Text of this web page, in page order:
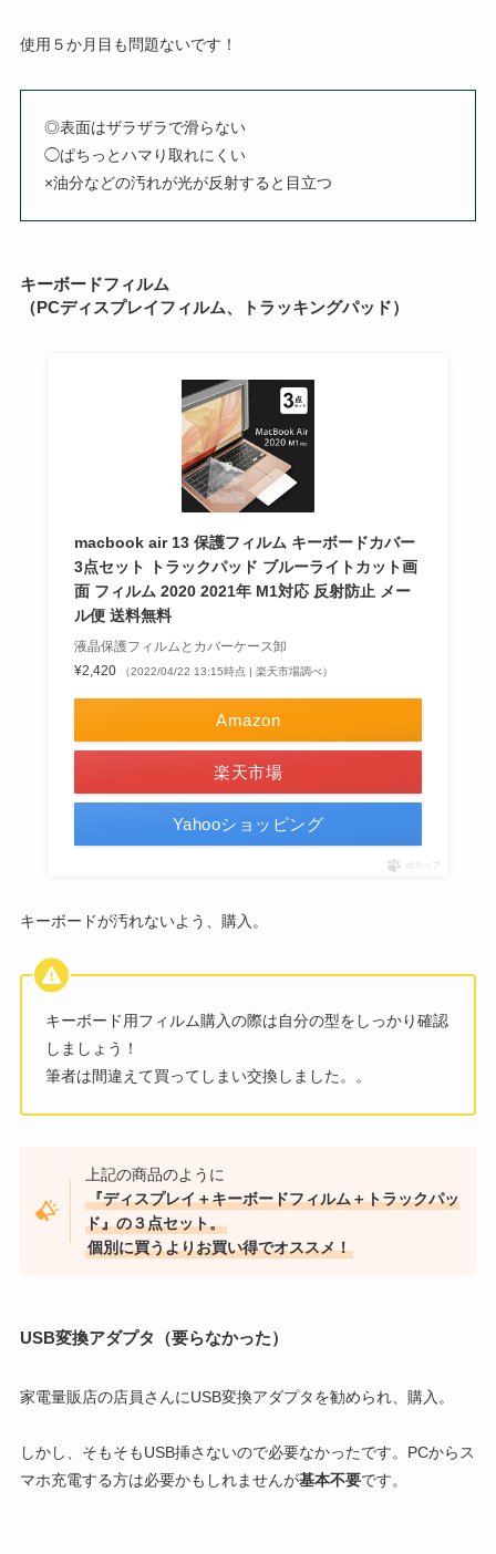
使用５か月目も問題ないです！
◎表面はザラザラで滑らない
◯ぱちっとハマり取れにくい
×油分などの汚れが光が反射すると目立つ
キーボードフィルム
（PCディスプレイフィルム、トラッキングパッド）
macbook air 13 保護フィルム キーボードカバー
3点セット トラックパッド ブルーライトカット画
面 フィルム 2020 2021年 M1対応 反射防止 メー
ル便 送料無料
液晶保護フィルムとカバーケース卸
¥2,420
（2022/04/22 13:15時点 | 楽天市場調べ）
Amazon
楽天市場
Yahooショッピング
ポチップ
キーボードが汚れないよう、購入。
キーボード用フィルム購入の際は自分の型をしっかり確認
しましょう！
筆者は間違えて買ってしまい交換しました。。
上記の商品のように
『ディスプレイ＋キーボードフィルム＋トラックパッ
ド』の３点セット。
個別に買うよりお買い得でオススメ！
USB変換アダプタ（要らなかった）
家電量販店の店員さんにUSB変換アダプタを勧められ、購入。
しかし、そもそもUSB挿さないので必要なかったです。PCからス
マホ充電する方は必要かもしれませんが基本不要です。